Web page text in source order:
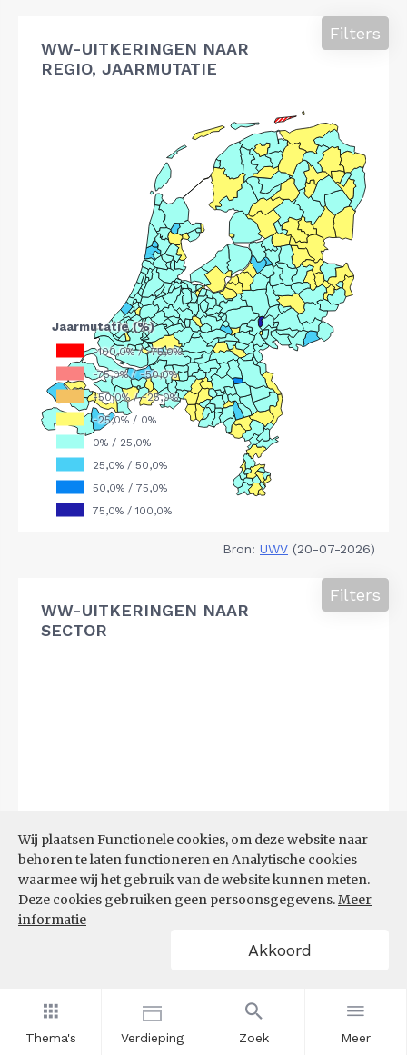
Thema's Verdieping Zoek Meer
Wij plaatsen Functionele cookies, om deze website naar
behoren te laten functioneren en Analytische cookies
waarmee wij het gebruik van de website kunnen meten.
Deze cookies gebruiken geen persoonsgegevens.Meer
informatie
Akkoord
WW-UITKERINGEN NAAR
REGIO, JAARMUTATIE
Filters
Bron: UWV (20-07-2026)
WW-UITKERINGEN NAAR
SECTOR
Filters
WW-UITKERINGEN NAAR
Filters